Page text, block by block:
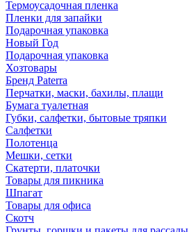
Термоусадочная пленка
Пленки для запайки
Подарочная упаковка
Новый Год
Подарочная упаковка
Хозтовары
Бренд Paterra
Перчатки, маски, бахилы, плащи
Бумага туалетная
Губки, салфетки, бытовые тряпки
Салфетки
Полотенца
Мешки, сетки
Скатерти, платочки
Товары для пикника
Шпагат
Товары для офиса
Скотч